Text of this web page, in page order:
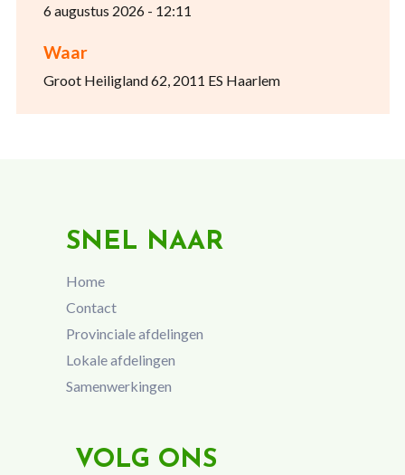
6 augustus 2026 - 12:11
Waar
Groot Heiligland 62, 2011 ES Haarlem
SNEL NAAR
Home
Contact
Provinciale afdelingen
Lokale afdelingen
Samenwerkingen
VOLG ONS